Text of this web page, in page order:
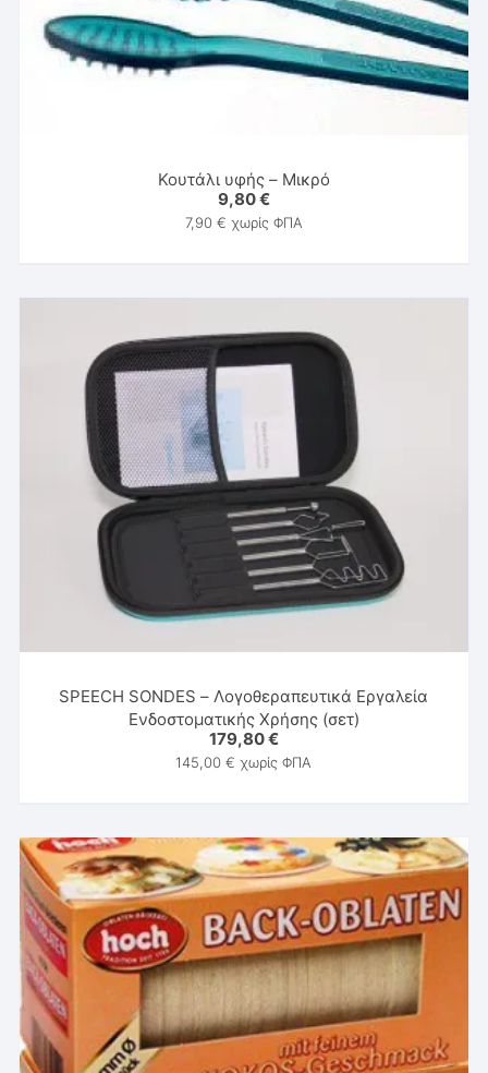
Κουτάλι υφής – Μικρό
9,80€
7,90 € χωρίς ΦΠΑ
SPEECH SONDES – Λογοθεραπευτικά Εργαλεία
Ενδοστοματικής Χρήσης (σετ)
179,80€
145,00€ χωρίς ΦΠΑ